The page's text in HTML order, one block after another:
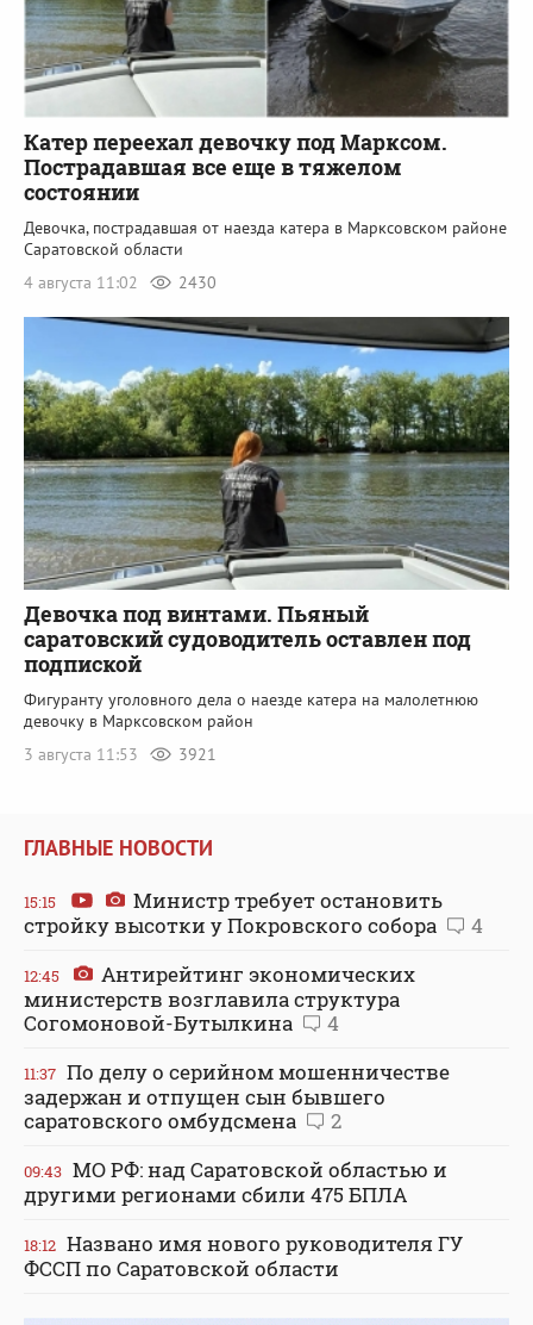
Катер переехал девочку под Марксом.
Пострадавшая все еще в тяжелом
состоянии
Девочка, пострадавшая от наезда катера в Марксовском районе
Саратовской области
4 августа 11:02
2430
Девочка под винтами. Пьяный
саратовский судоводитель оставлен под
подпиской
Фигуранту уголовного дела о наезде катера на малолетнюю
девочку в Марксовском район
3 августа 11:53
3921
ГЛАВНЫЕ НОВОСТИ
15:15
Министр требует остановить
стройку высотки у Покровского собора
4
12:45
Антирейтинг экономических
министерств возглавила структура
Согомоновой-Бутылкина
4
11:37 По делу о серийном мошенничестве
задержан и отпущен сын бывшего
саратовского омбудсмена
2
09:43 МО РФ: над Саратовской областью и
другими регионами сбили 475 БПЛА
18:12 Названо имя нового руководителя ГУ
ФССП по Саратовской области